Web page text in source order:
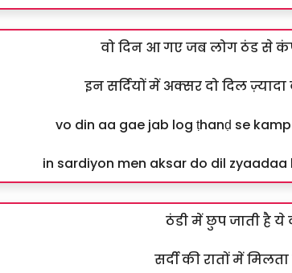
वो दिन आ गए जब लोग ठंड से
इन सर्दियों में अक्सर दो दिल
vo din aa gae jab log ṭhanḍ se
in sardiyon men aksar do dil
ठंडी में छुप जाती है ये
सर्दी की रातों में मिलता